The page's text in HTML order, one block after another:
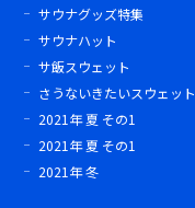
サウナグッズ特集
サウナハット
サ飯スウェット
さうないきたいスウェット
2021年 夏 その1
2021年 夏 その1
2021年 冬